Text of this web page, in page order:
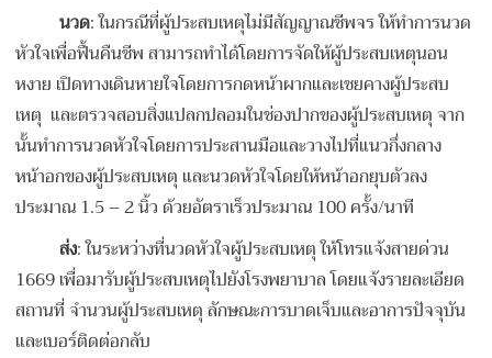
นวด: ในกรณีที่ผู้ประสบเหตุไม่มีสัญญาณชีพจร ให้ทำการนวด
หัวใจเพื่อฟื้นคืนชีพ สามารถทำได้โดยการจัดให้ผู้ประสบเหตุนอน
หงาย เปิดทางเดินหายใจโดยการกดหน้าผากและเชยคางผู้ประสบ
เหตุ และตรวจสอบสิ่งแปลกปลอมในช่องปากของผู้ประสบเหตุ จาก
นั้นทำการนวดหัวใจโดยการประสานมือและวางไปที่แนวกึ่งกลาง
หน้าอกของผู้ประสบเหตุ และนวดหัวใจโดยให้หน้าอกยุบตัวลง
ประมาณ 1.5 – 2 นิ้ว ด้วยอัตราเร็วประมาณ 100 ครั้ง/นาที
ส่ง: ในระหว่างที่นวดหัวใจผู้ประสบเหตุ ให้โทรแจ้งสายด่วน
1669 เพื่อมารับผู้ประสบเหตุไปยังโรงพยาบาล โดยแจ้งรายละเอียด
สถานที่ จำนวนผู้ประสบเหตุ ลักษณะการบาดเจ็บและอาการปัจจุบัน
และเบอร์ติดต่อกลับ